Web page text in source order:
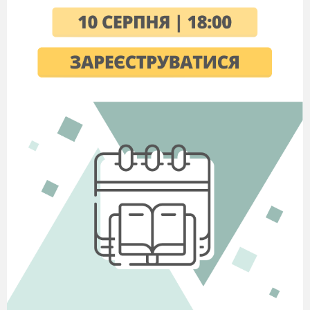
5. Залежно від спрямування адаптаційних змін
природний добір може бути …(Рушійним,
стабілізуючим і розриваючим)
6. Добір, що спричиняє поступову зміну
фенотипу, веде до зміни норми реакції в
7. Добір, який приводить до появи декількох
фенотипів і спрямований проти середніх
проміжних форм називають …
8. Добір особин, який супроводжується при
сталому фенотипі звуженням норми реакції і
ліквідує відхилення від неї ...(Стабілізуючий)
9. Елементарні чинники еволюції до яких
належать …, що спричиняють еволюційні
зміни біосистем і мають неспрямований
випадковий характер.(Дрейф генів, популяційні
хвилі та ізоляція)
10.
Виникнення будь-яких перешкод, що
порушують вільне схрещування й обмін
спадковою інформацією це – …